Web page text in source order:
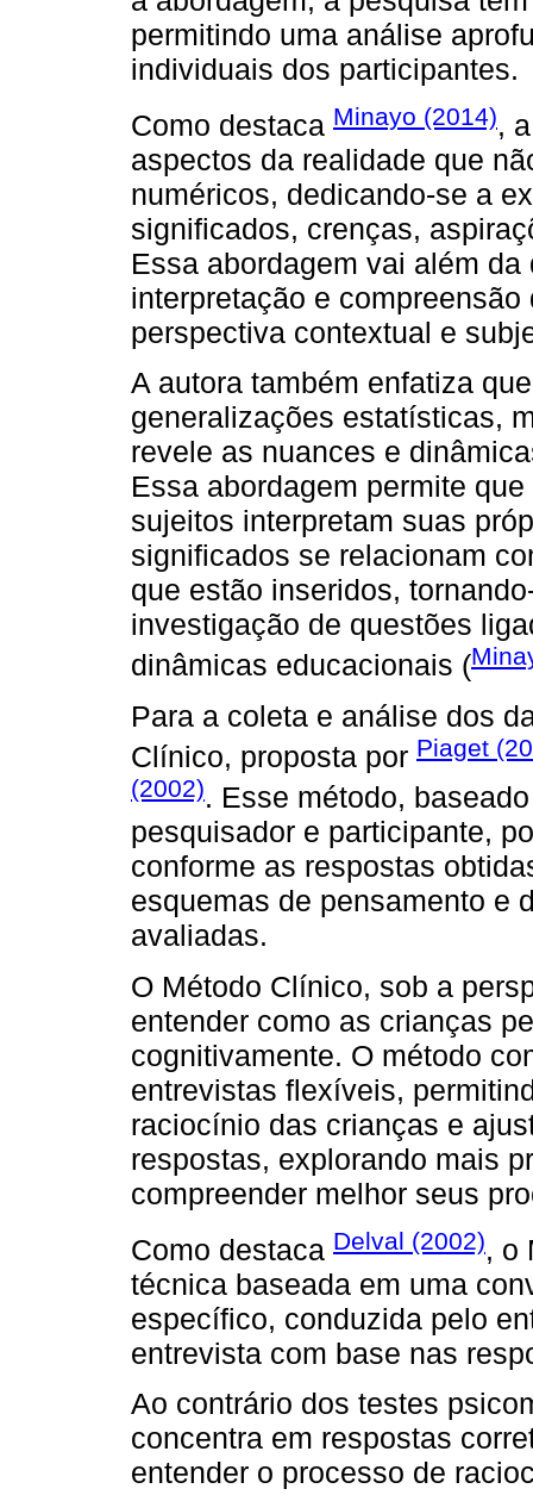
permitindo uma análise
individuais dos participantes.
Como destaca Minayo (2014),
aspectos da realidade que
numéricos, dedicando-se a
significados, crenças,
Essa abordagem vai além
interpretação e
perspectiva contextual e
A autora também enfatiza
generalizações estatísticas,
revele as nuances e
Essa abordagem permite
sujeitos interpretam suas
significados se relacionam
que estão inseridos,
investigação de questões
dinâmicas educacionais (
Para a coleta e análise dos
Clínico, proposta por Piaget
(2002). Esse método,
pesquisador e participante,
conforme as respostas
esquemas de pensamento e
avaliadas.
O Método Clínico, sob a
entender como as crianças
cognitivamente. O método
entrevistas flexíveis,
raciocínio das crianças e
respostas, explorando mais
compreender melhor seus
Como destaca Delval (2002), o
técnica baseada em uma
específico, conduzida pelo
entrevista com base nas
Ao contrário dos testes
concentra em respostas
entender o processo de